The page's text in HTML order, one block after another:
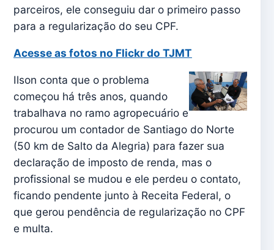
parceiros, ele conseguiu dar o primeiro passo
para a regularização do seu CPF.
Acesse as fotos no Flickr do TJMT
Ilson conta que o problema
começou há três anos, quando
trabalhava no ramo agropecuário e
procurou um contador de Santiago do Norte
(50 km de Salto da Alegria) para fazer sua
declaração de imposto de renda, mas o
profissional se mudou e ele perdeu o contato,
ficando pendente junto à Receita Federal, o
que gerou pendência de regularização no CPF
e multa.